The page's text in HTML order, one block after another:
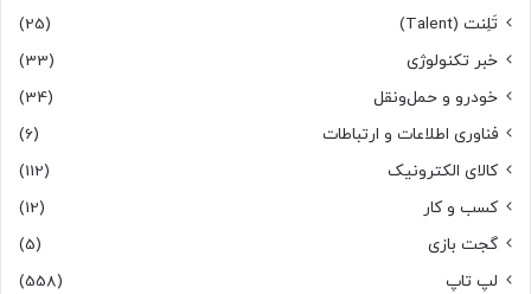
تَلِنت (Talent)
(25)
خبر تکنولوژی
(33)
خودرو و حمل‌و‌نقل
(34)
فناوری اطلاعات و ارتباطات
(6)
کالای الکترونیک
(112)
کسب و کار
(12)
گجت بازی
(5)
لپ تاپ
(558)